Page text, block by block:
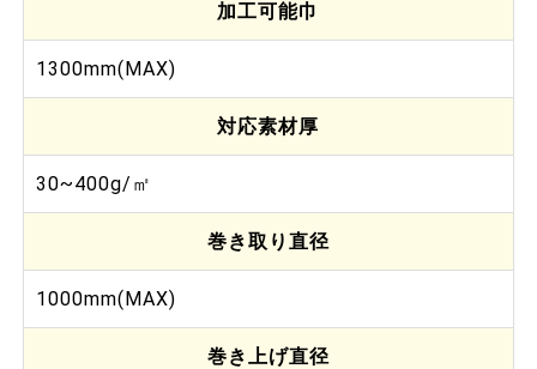
加工可能巾
1300mm(MAX)
対応素材厚
30~400g/㎡
巻き取り直径
1000mm(MAX)
巻き上げ直径